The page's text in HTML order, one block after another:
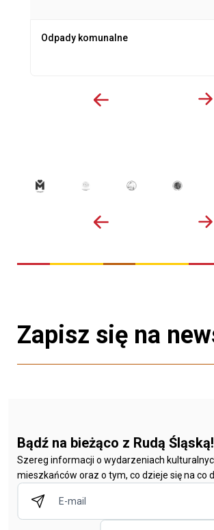
Odpady komunalne
Zapisz się na
Bądź na bieżąco z Rudą Śląską!
Szereg informacji o wydarzeniach
mieszkańców oraz o tym, co dzieje się na co